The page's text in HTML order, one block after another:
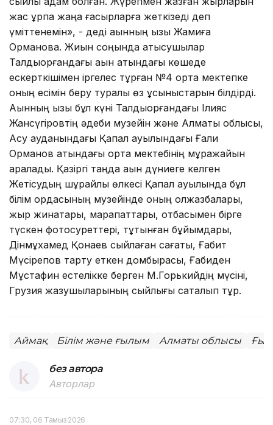
жас ұрпақ жаңа ғасырларға жеткізеді деп
үміттенемін», - деді ақынның қызы Жамиға
Орманова. Жиын соңында қатысушылар
Талдықорғандағы ақын атындағы көшеде
ескерткішімен іргелес тұрған №4 орта мектепке
оның есімін беру туралы өз ұсыныстарын білдірді.
Ақынның қызы бұл күні Талдықорғандағы Ілияс
Жансүгіровтің әдеби музейін және Алматы облысы,
Ақсу ауданындағы Қапал ауылындағы Ғали
Орманов атындағы орта мектебінің мұражайын
аралады. Қазіргі таңда ақын дүниеге келген
Жетісудың шұрайлы өлкесі Қапал ауылында бұл
білім ордасының музейінде оның қолжазбалары,
жыр жинақтары, марапаттары, отбасымен бірге
түскен фотосуреттері, тұтынған бұйымдары,
Дінмұхамед Қонаев сыйлаған сағаты, Ғабит
Мүсірепов тарту еткен домбырасы, Ғабиден
Мұстафин естелікке берген М.Горькийдің мүсіні,
Грузия жазушыларының сыйлығы сақталып тұр.
Аймақ Білім және ғылым Алматы облысы
без автора
Авторлар
07:30, 06 Тамыз 2026